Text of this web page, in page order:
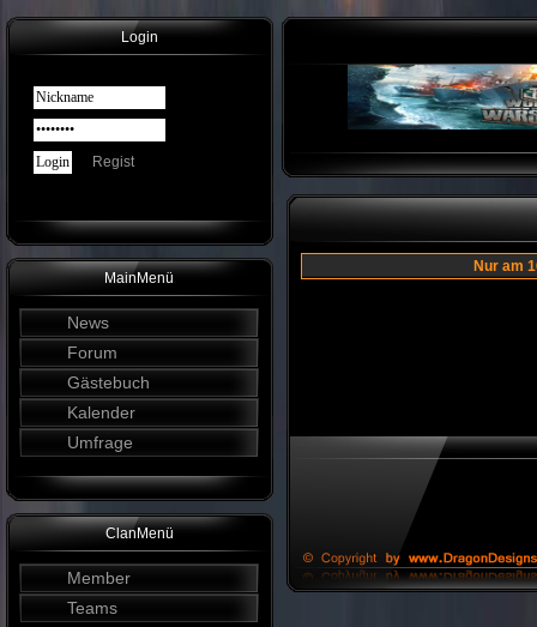
Login
Regist
MainMenü
News
Forum
Gästebuch
Kalender
Umfrage
ClanMenü
Member
Teams
Nur am